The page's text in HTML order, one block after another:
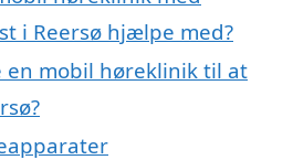
i Reersø hjælpe med?
mobil høreklinik til at